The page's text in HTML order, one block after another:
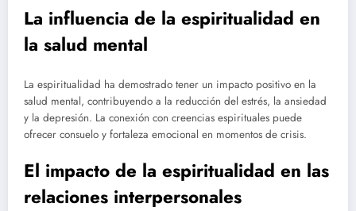
La influencia de la espiritualidad en
la salud mental
La espiritualidad ha demostrado tener un impacto positivo en la
salud mental, contribuyendo a la reducción del estrés, la ansiedad
y la depresión. La conexión con creencias espirituales puede
ofrecer consuelo y fortaleza emocional en momentos de crisis.
El impacto de la espiritualidad en las
relaciones interpersonales